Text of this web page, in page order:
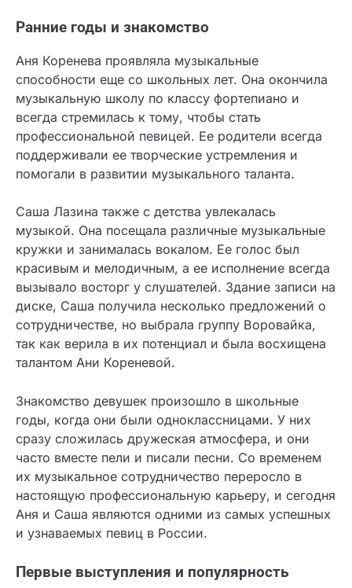
Ранние годы и знакомство
Аня Коренева проявляла музыкальные
способности еще со школьных лет. Она окончила
музыкальную школу по классу фортепиано и
всегда стремилась к тому, чтобы стать
профессиональной певицей. Ее родители всегда
поддерживали ее творческие устремления и
помогали в развитии музыкального таланта.
Саша Лазина также с детства увлекалась
музыкой. Она посещала различные музыкальные
кружки и занималась вокалом. Ее голос был
красивым и мелодичным, а ее исполнение всегда
вызывало восторг у слушателей. Здание записи на
диске, Саша получила несколько предложений о
сотрудничестве, но выбрала группу Воровайка,
так как верила в их потенциал и была восхищена
талантом Ани Кореневой.
Знакомство девушек произошло в школьные
годы, когда они были одноклассницами. У них
сразу сложилась дружеская атмосфера, и они
часто вместе пели и писали песни. Со временем
их музыкальное сотрудничество переросло в
настоящую профессиональную карьеру, и сегодня
Аня и Саша являются одними из самых успешных
и узнаваемых певиц в России.
Первые выступления и популярность